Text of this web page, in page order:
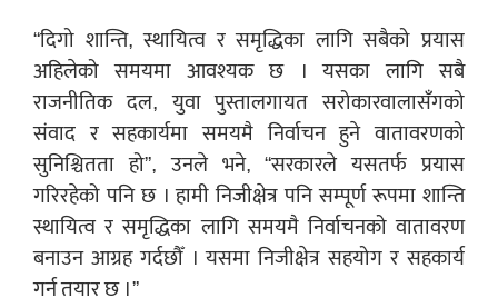
“दिगो शान्ति, स्थायित्व र समृद्धिका लागि सबैको प्रयास
अहिलेको समयमा आवश्यक छ । यसका लागि सबै
राजनीतिक दल, युवा पुस्तालगायत सरोकारवालासँगको
संवाद र सहकार्यमा समयमै निर्वाचन हुने वातावरणको
सुनिश्चितता हो”, उनले भने, “सरकारले यसतर्फ प्रयास
गरिरहेको पनि छ । हामी निजीक्षेत्र पनि सम्पूर्ण रूपमा शान्ति
स्थायित्व र समृद्धिका लागि समयमै निर्वाचनको वातावरण
बनाउन आग्रह गर्दछौँ । यसमा निजीक्षेत्र सहयोग र सहकार्य
गर्न तयार छ ।”